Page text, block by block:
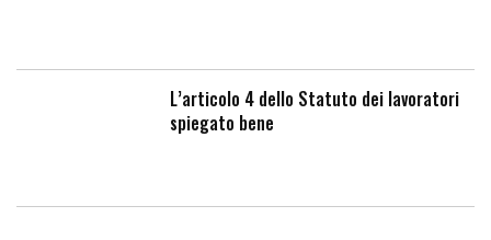
L’articolo 4 dello Statuto dei lavoratori
spiegato bene